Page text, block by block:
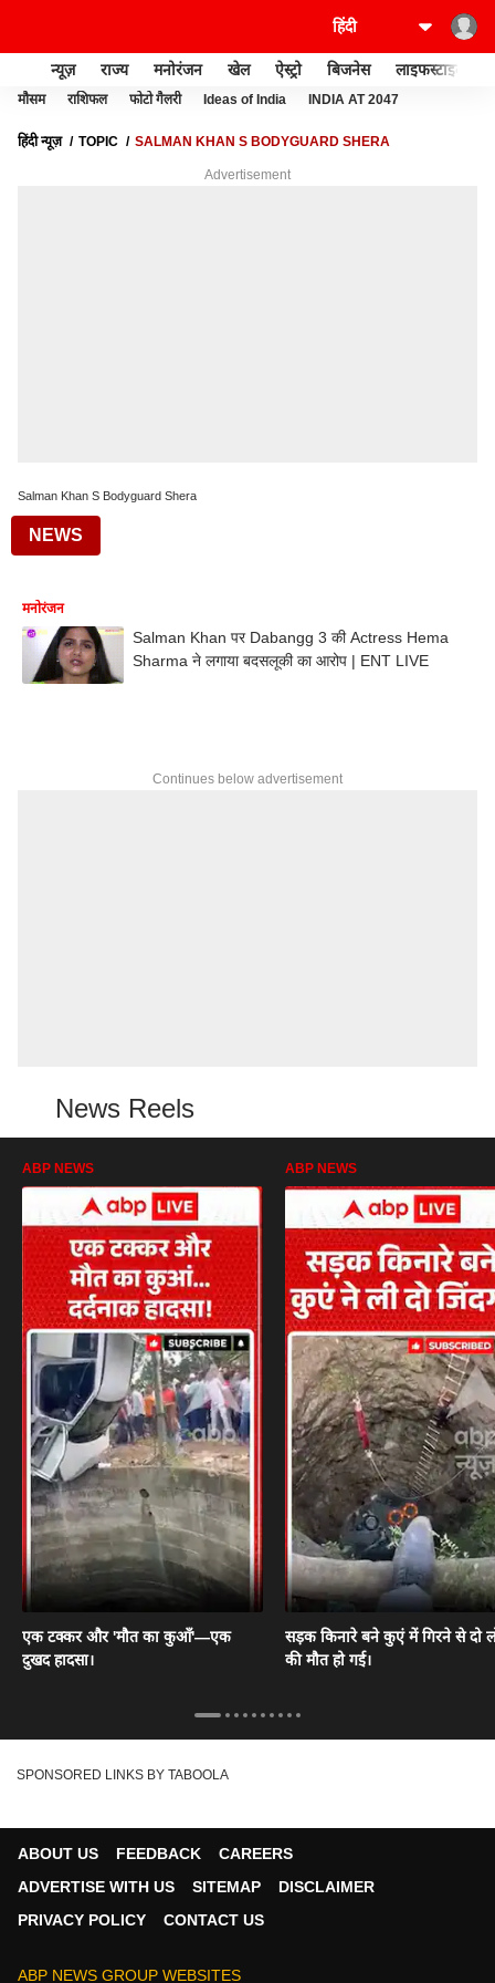
न्यूज़ राज्य मनोरंजन खेल ऐस्ट्रो बिजनेस लाइफस्टाइल
मौसम राशिफल फोटो गैलरी Ideas of India INDIA AT 2047
हिंदी न्यूज़ TOPIC SALMAN KHAN S BODYGUARD SHERA
Advertisement
Salman Khan S Bodyguard Shera
NEWS
मनोरंजन
Salman Khan पर Dabangg 3 की Actress Hema
Sharma ने लगाया बदसलूकी का आरोप | ENT LIVE
Continues below advertisement
News Reels
ABP NEWS
एक टक्कर और 'मौत का कुआँ'—एक
दुखद हादसा।
ABP NEWS
सड़क किनारे बने कुएं में गिरने से दो
की मौत हो गई।
SPONSORED LINKS BY TABOOLA
ABOUT US FEEDBACK
CAREERS
ADVERTISE WITH US
SITEMAP
DISCLAIMER
PRIVACY POLICY
CONTACT US
ABP NEWS GROUP WEBSITES